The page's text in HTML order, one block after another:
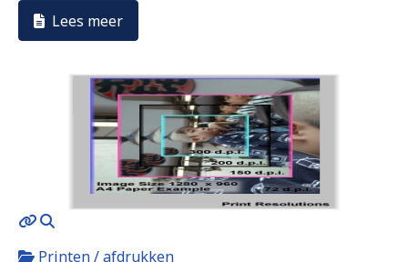
Lees meer
MOD_JTCS_VIEW_ARTICLE_LINK
Printen / afdrukken